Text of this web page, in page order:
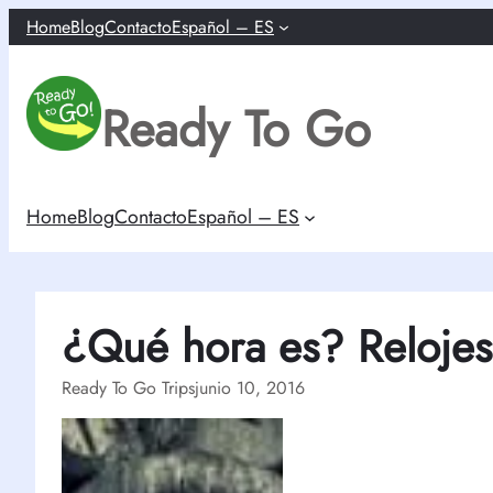
Saltar
al
contenido
HomeBlogContactoEspañol – ES
Ready To Go
HomeBlogContactoEspañol – ES
¿Qué hora es?
Ready To Go Tripsjunio 10, 2016